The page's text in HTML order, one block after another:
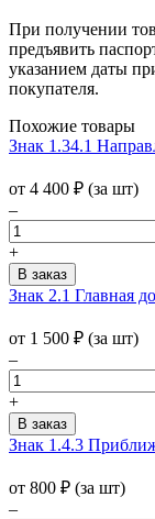
При получении
предъявить
указанием даты
покупателя.
Похожие товары
Знак 1.34.1
от 4 400 ₽ (за шт)
–
+
Знак 2.1 Главная
от 1 500 ₽ (за шт)
–
+
Знак 1.4.3
от 800 ₽ (за шт)
–